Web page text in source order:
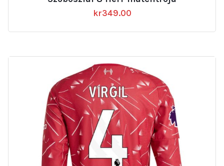
kr349.00